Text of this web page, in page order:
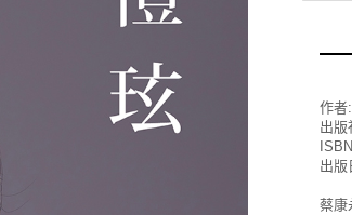
作者
出版
出版
蔡康